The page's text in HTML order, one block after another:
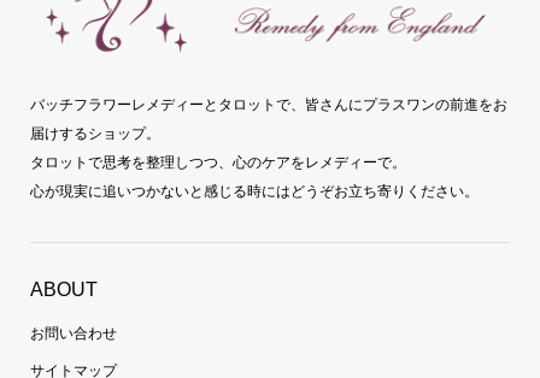
バッチフラワーレメディーとタロットで、皆さんにプラスワンの前進をお
届けするショップ。
タロットで思考を整理しつつ、心のケアをレメディーで。
心が現実に追いつかないと感じる時にはどうぞお立ち寄りください。
ABOUT
お問い合わせ
サイトマップ